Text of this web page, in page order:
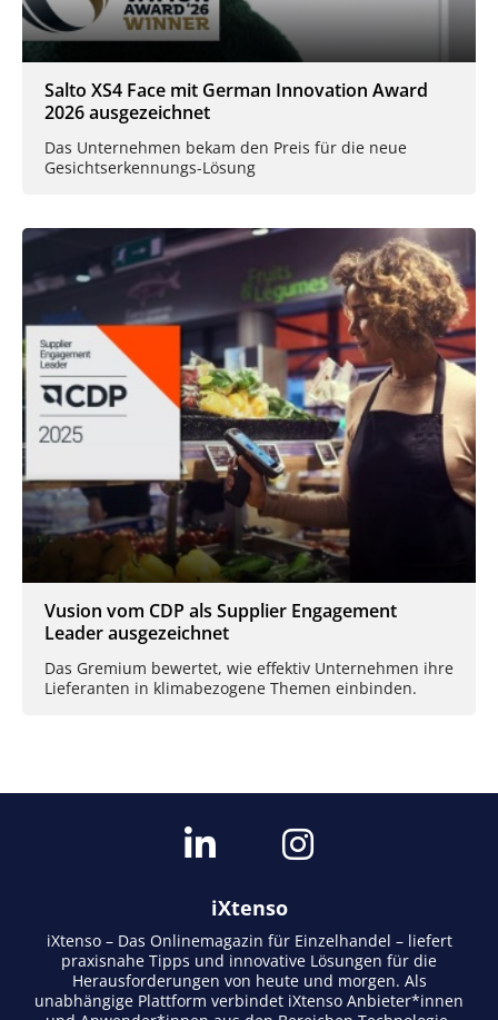
Salto XS4 Face mit German Innovation Award
2026 ausgezeichnet
Das Unternehmen bekam den Preis für die neue
Gesichtserkennungs-Lösung
Vusion vom CDP als Supplier Engagement
Leader ausgezeichnet
Das Gremium bewertet, wie effektiv Unternehmen ihre
Lieferanten in klimabezogene Themen einbinden.
iXtenso
iXtenso – Das Onlinemagazin für Einzelhandel – liefert
praxisnahe Tipps und innovative Lösungen für die
Herausforderungen von heute und morgen. Als
unabhängige Plattform verbindet iXtenso Anbieter*innen